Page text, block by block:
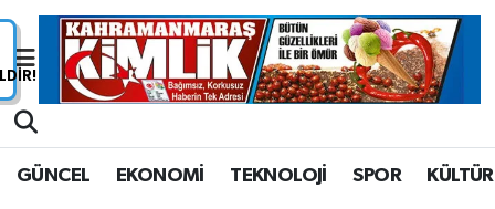
GÜNCEL EKONOMİ TEKNOLOJİ SPOR KÜLTÜR
Nöbetçi Eczaneler